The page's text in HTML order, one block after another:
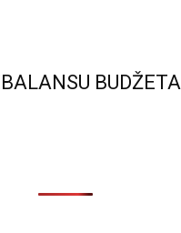
BUDŽETA